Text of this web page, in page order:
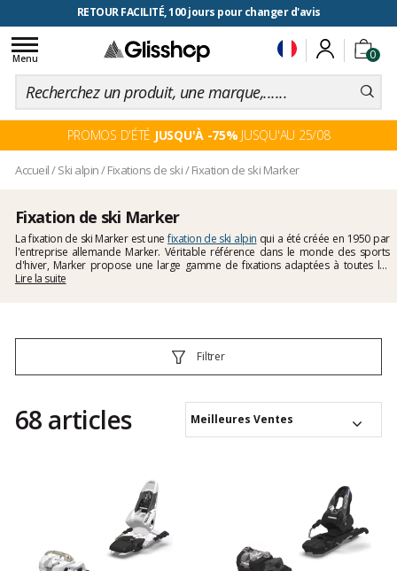
RETOUR FACILITÉ, 100 jours pour changer d'avis
0
Toggle
navigation
Menu
PROMOS D'ÉTÉ JUSQU'À -75% JUSQU'AU 25/08
Accueil/Ski alpin/Fixations de ski/Fixation de ski Marker
Fixation de ski Marker
La fixation de ski Marker est unefixation de ski alpin qui a été créée en 1950 par
l'entreprise allemande Marker. Véritable référence dans le monde des sports
d'hiver, Marker propose une large gamme de fixations adaptées à toutes les
pratiques : initiation sur piste, performance, freeride et freestyle. A la pointe de
Lire la suite
Filtrer
68 articles Meilleures Ventes